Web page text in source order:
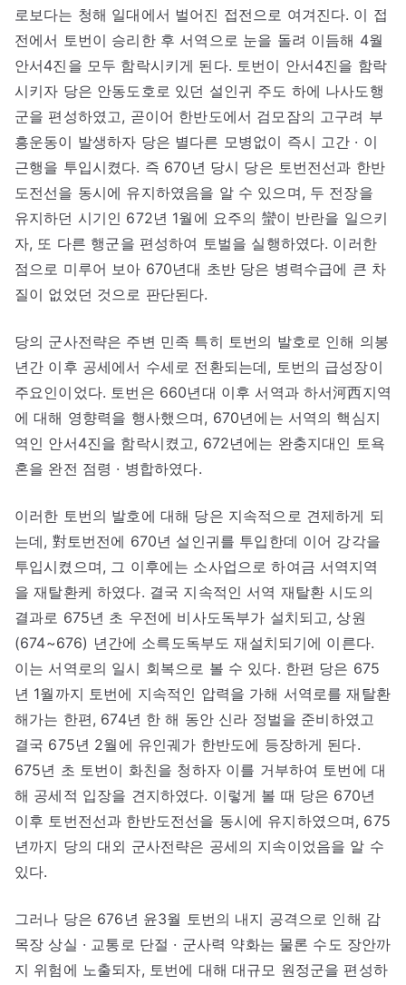
로보다는 청해 일대에서 벌어진 접전으로 여겨진다. 이 접
전에서 토번이 승리한 후 서역으로 눈을 돌려 이듬해 4월
안서4진을 모두 함락시키게 된다. 토번이 안서4진을 함락
시키자 당은 안동도호로 있던 설인귀 주도 하에 나사도행
군을 편성하였고, 곧이어 한반도에서 검모잠의 고구려 부
흥운동이 발생하자 당은 별다른 모병없이 즉시 고간 · 이
근행을 투입시켰다. 즉 670년 당시 당은 토번전선과 한반
도전선을 동시에 유지하였음을 알 수 있으며, 두 전장을
유지하던 시기인 672년 1월에 요주의 蠻이 반란을 일으키
자, 또 다른 행군을 편성하여 토벌을 실행하였다. 이러한
점으로 미루어 보아 670년대 초반 당은 병력수급에 큰 차
질이 없었던 것으로 판단된다.
당의 군사전략은 주변 민족 특히 토번의 발호로 인해 의봉
년간 이후 공세에서 수세로 전환되는데, 토번의 급성장이
주요인이었다. 토번은 660년대 이후 서역과 하서河西지역
에 대해 영향력을 행사했으며, 670년에는 서역의 핵심지
역인 안서4진을 함락시켰고, 672년에는 완충지대인 토욕
혼을 완전 점령 · 병합하였다.
이러한 토번의 발호에 대해 당은 지속적으로 견제하게 되
는데, 對토번전에 670년 설인귀를 투입한데 이어 강각을
투입시켰으며, 그 이후에는 소사업으로 하여금 서역지역
을 재탈환케 하였다. 결국 지속적인 서역 재탈환 시도의
결과로 675년 초 우전에 비사도독부가 설치되고, 상원
(674~676) 년간에 소륵도독부도 재설치되기에 이른다.
이는 서역로의 일시 회복으로 볼 수 있다. 한편 당은 675
년 1월까지 토번에 지속적인 압력을 가해 서역로를 재탈환
해가는 한편, 674년 한 해 동안 신라 정벌을 준비하였고
결국 675년 2월에 유인궤가 한반도에 등장하게 된다.
675년 초 토번이 화친을 청하자 이를 거부하여 토번에 대
해 공세적 입장을 견지하였다. 이렇게 볼 때 당은 670년
이후 토번전선과 한반도전선을 동시에 유지하였으며, 675
년까지 당의 대외 군사전략은 공세의 지속이었음을 알 수
있다.
그러나 당은 676년 윤3월 토번의 내지 공격으로 인해 감
목장 상실 · 교통로 단절 · 군사력 약화는 물론 수도 장안까
지 위험에 노출되자, 토번에 대해 대규모 원정군을 편성하